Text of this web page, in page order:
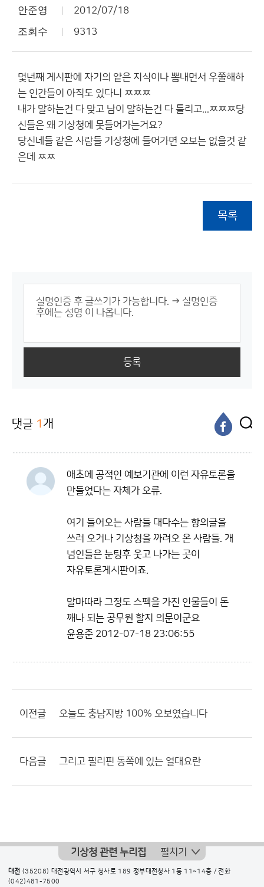
안준영 2012/07/18
조회수 9313
몇년째 게시판에 자기의 얕은 지식이나 뽐내면서 우쭐해하
는 인간들이 아직도 있다니 ㅉㅉㅉ
내가 말하는건 다 맞고 남이 말하는건 다 틀리고...ㅉㅉㅉ당
신들은 왜 기상청에 못들어가는거요?
당신네들 같은 사람들 기상청에 들어가면 오보는 없을것 같
은데 ㅉㅉ
목록
등록
댓글 1 개
애초에 공적인 예보기관에 이런 자유토론을
만들었다는 자체가 오류.
여기 들어오는 사람들 대다수는 항의글을
쓰러 오거나 기상청을 까려오 온 사람들. 개
념인들은 눈팅후 웃고 나가는 곳이
자유토론게시판이죠.
말마따라 그정도 스펙을 가진 인물들이 돈
깨나 되는 공무원 할지 의문이군요
윤용준 2012-07-18 23:06:55
이전글 오늘도 충남지방 100% 오보였습니다
다음글 그리고 필리핀 동쪽에 있는 열대요란
기상청 관련 누리집 펼치기
대전 (35208) 대전광역시 서구 청사로 189 정부대전청사 1동 11~14층 / 전화
(042)481-7500